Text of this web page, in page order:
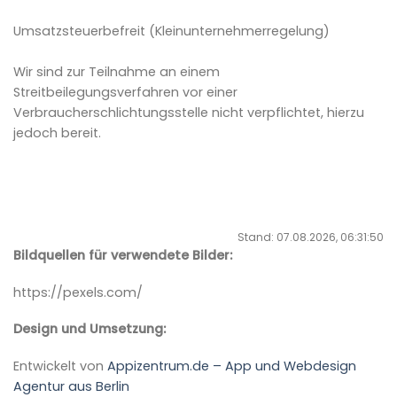
Umsatzsteuerbefreit (Kleinunternehmerregelung)
Wir sind zur Teilnahme an einem
Streitbeilegungsverfahren vor einer
Verbraucherschlichtungsstelle nicht verpflichtet, hierzu
jedoch bereit.
Stand: 07.08.2026, 06:31:50
Bildquellen für verwendete Bilder:
https://pexels.com/
Design und Umsetzung:
Entwickelt von Appizentrum.de – App und Webdesign
Agentur aus Berlin